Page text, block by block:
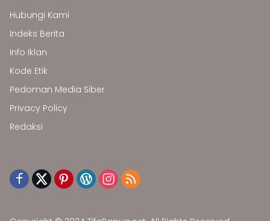
Hubungi Kami
Indeks Berita
Info Iklan
Kode Etik
Pedoman Media Siber
Privacy Policy
Redaksi